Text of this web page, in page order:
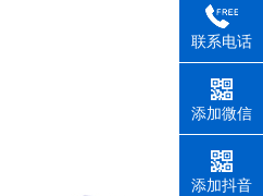
联系电话
添加微信
添加抖音